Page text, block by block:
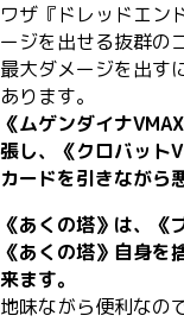
ワザ『ドレッドエン
ージを出せる抜群の
最大ダメージを出す
あります。
《ムゲンダイナ
張し、《クロバット
カードを引きながら
《あくの塔》は、《
《あくの塔》自身を
来ます。
地味ながら便利なの